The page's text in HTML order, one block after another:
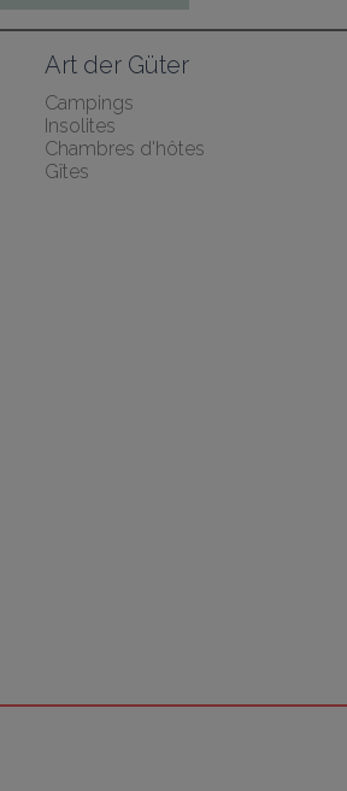
Art der Güter
Campings
Insolites
Chambres d'hôtes
Gîtes